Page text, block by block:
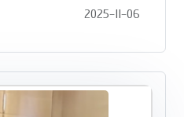
2025-11-06